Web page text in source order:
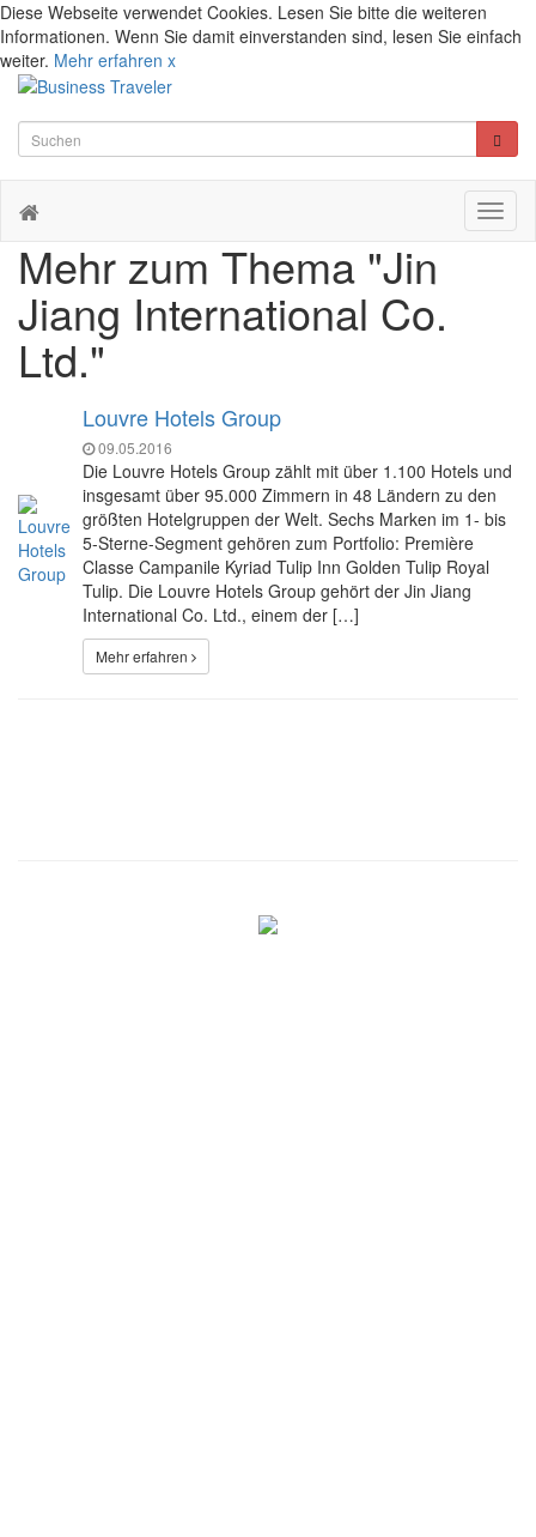
Diese Webseite verwendet Cookies. Lesen Sie bitte die weiteren
Informationen. Wenn Sie damit einverstanden sind, lesen Sie einfach
weiter. Mehr erfahren x
Mehr zum Thema "Jin
Jiang International Co.
Ltd."
Louvre Hotels Group
09.05.2016
Die Louvre Hotels Group zählt mit über 1.100 Hotels und
insgesamt über 95.000 Zimmern in 48 Ländern zu den
größten Hotelgruppen der Welt. Sechs Marken im 1- bis
5-Sterne-Segment gehören zum Portfolio: Première
Classe Campanile Kyriad Tulip Inn Golden Tulip Royal
Tulip. Die Louvre Hotels Group gehört der Jin Jiang
International Co. Ltd., einem der […]
Mehr erfahren